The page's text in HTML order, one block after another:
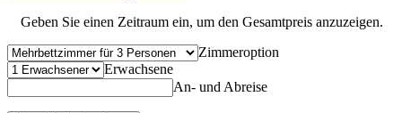
Geben Sie einen Zeitraum ein, um den Gesamtpreis anzuzeigen.
Zimmeroption
Erwachsene
An- und Abreise